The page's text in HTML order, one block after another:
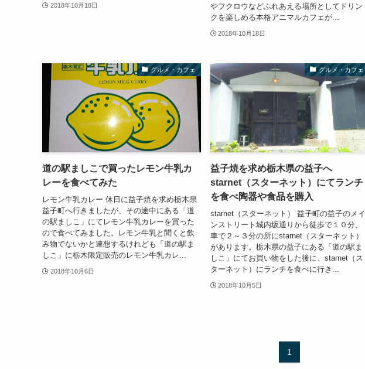
2018年10月18日
やフクロウなどふれあえる場所としてドリン
クを楽しめる本格アニマルカフェが...
2018年10月18日
グルメ・カフェ
道の駅ましこで買ったレモン牛乳カ
レーを食べてみた
レモン牛乳カレー 休日に益子焼を求め栃木県
益子町へ行きましたが、その途中にある「道
の駅ましこ」にてレモン牛乳カレーを買った
ので食べてみました。レモン牛乳と聞くと飲
み物でないかと連想するけれども「道の駅ま
しこ」に栃木限定販売のレモン牛乳カレ...
2018年10月6日
グルメ・カフェ
益子焼を求め栃木県の益子へ
starnet（スターネット）にてランチ
を食べ陶器や食品を購入
starnet（スターネット） 益子町の益子のメイ
ンストリート城内坂通りから徒歩で１０分、
車で２～３分の所にstarnet（スターネット）
があります。栃木県の益子にある「道の駅ま
しこ」にてお買い物をした後に、starnet（ス
ターネット）にランチを食べに行き...
2018年10月5日
1